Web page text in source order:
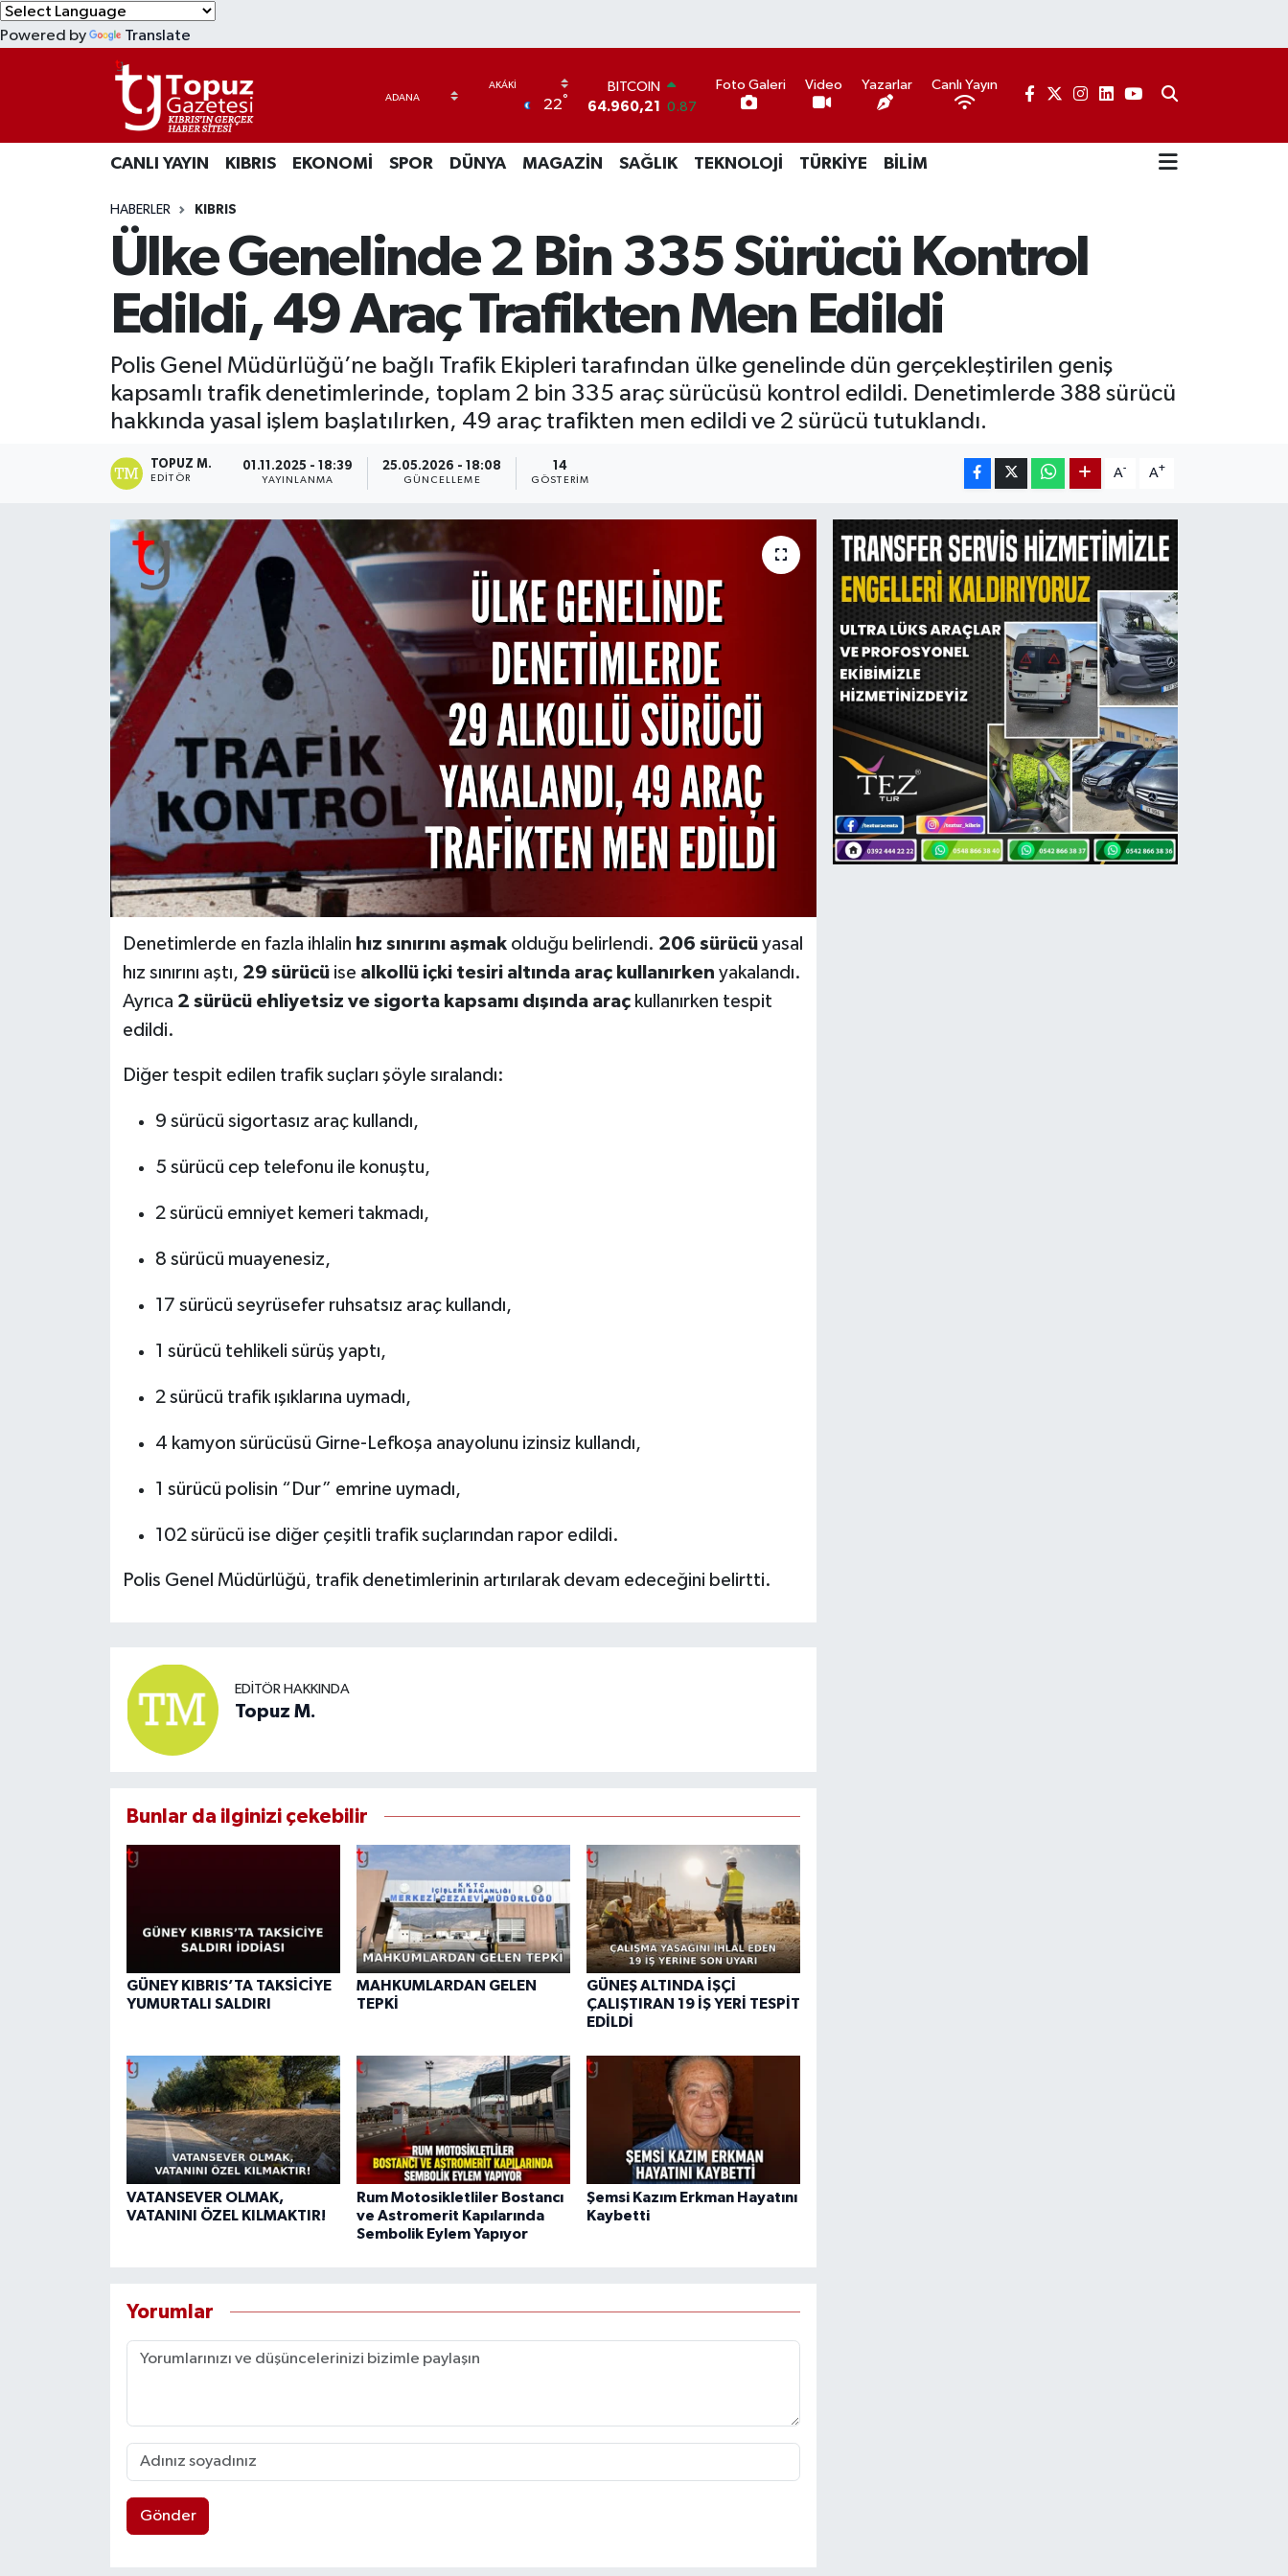
Powered by Translate
22°
BITCOIN
64.960,21
0.87
47,7436 0.18
EURO
GRAM ALTIN
6648.99 2.59
13.773
-19
Foto Galeri Video Yazarlar Canlı Yayın
CANLI YAYIN KIBRIS EKONOMİ SPOR DÜNYA MAGAZİN SAĞLIK TEKNOLOJİ TÜRKİYE BİLİM
HABERLER KIBRIS
Ülke Genelinde 2 Bin 335 Sürücü Kontrol
Edildi, 49 Araç Trafikten Men Edildi
Polis Genel Müdürlüğü’ne bağlı Trafik Ekipleri tarafından ülke genelinde dün gerçekleştirilen geniş
kapsamlı trafik denetimlerinde, toplam 2 bin 335 araç sürücüsü kontrol edildi. Denetimlerde 388 sürücü
hakkında yasal işlem başlatılırken, 49 araç trafikten men edildi ve 2 sürücü tutuklandı.
TOPUZ M.
EDITÖR
01.11.2025 - 18:39
YAYINLANMA
25.05.2026 - 18:08
GÜNCELLEME
14
GÖSTERIM
A- A+
Denetimlerde en fazla ihlalin hız sınırını aşmakolduğu belirlendi. 206 sürücüyasal
hız sınırını aştı, 29 sürücüise alkollü içki tesiri altında araç kullanırken yakalandı.
Ayrıca 2 sürücü ehliyetsiz ve sigorta kapsamı dışında araçkullanırken tespit
edildi.
Diğer tespit edilen trafik suçları şöyle sıralandı:
9 sürücü sigortasız araç kullandı,
5 sürücü cep telefonu ile konuştu,
2 sürücü emniyet kemeri takmadı,
8 sürücü muayenesiz,
17 sürücü seyrüsefer ruhsatsız araç kullandı,
1 sürücü tehlikeli sürüş yaptı,
2 sürücü trafik ışıklarına uymadı,
4 kamyon sürücüsü Girne-Lefkoşa anayolunu izinsiz kullandı,
1 sürücü polisin “Dur” emrine uymadı,
102 sürücü ise diğer çeşitli trafik suçlarından rapor edildi.
Polis Genel Müdürlüğü, trafik denetimlerinin artırılarak devam edeceğini belirtti.
EDITÖR HAKKINDA
Topuz M.
Bunlar da ilginizi çekebilir
GÜNEY KIBRIS’TA TAKSİCİYE
YUMURTALI SALDIRI
MAHKUMLARDAN GELEN
TEPKİ
GÜNEŞ ALTINDA İŞÇİ
ÇALIŞTIRAN 19 İŞ YERİ TESPİT
EDİLDİ
VATANSEVER OLMAK,
VATANINI ÖZEL KILMAKTIR!
Rum Motosikletliler Bostancı
ve Astromerit Kapılarında
Sembolik Eylem Yapıyor
Şemsi Kazım Erkman Hayatını
Kaybetti
Yorumlar
Gönder
EKONOMİ
MAGAZİN
TEKNOLOJİ
TÜRKİYE
Lefkoşa Nöbetçi Eczaneler
Lefkoşa Hava Durumu
Lefkoşa Trafik Yoğunluk Haritası
Süper Lig Puan Durumu ve Fikstür
Tüm Manşetler
Son Dakika Haberleri
Haber Arşivi